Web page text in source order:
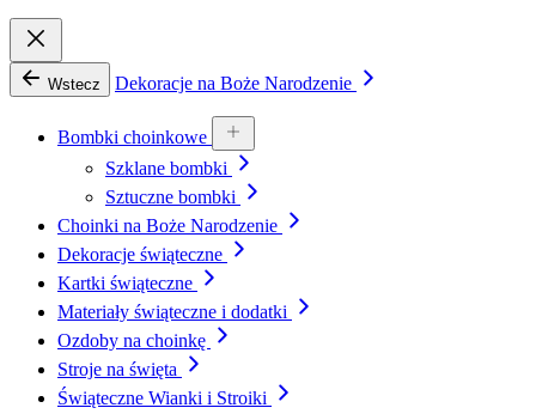
Wstecz Dekoracje na Boże Narodzenie
Bombki choinkowe
Szklane bombki
Sztuczne bombki
Choinki na Boże Narodzenie
Dekoracje świąteczne
Kartki świąteczne
Materiały świąteczne i dodatki
Ozdoby na choinkę
Stroje na święta
Świąteczne Wianki i Stroiki